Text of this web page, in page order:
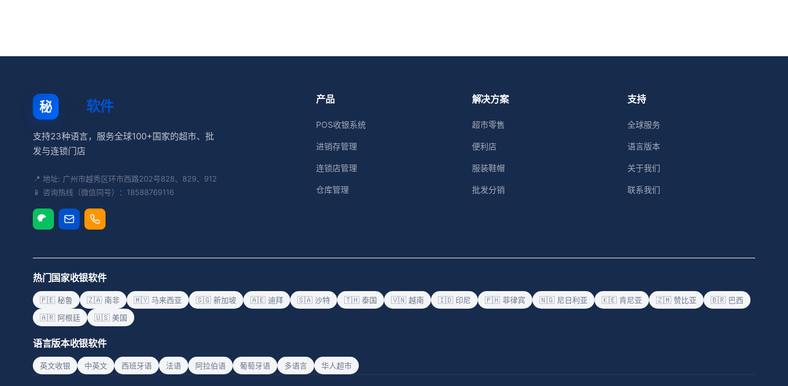
秘 软件
支持23种语言，服务全球100+国家的超市、批
发与连锁门店
📍 地址: 广州市越秀区环市西路202号828、829、912
📱 咨询热线（微信同号）：18588769116
产品
POS收银系统
进销存管理
连锁店管理
仓库管理
解决方案
超市零售
便利店
服装鞋帽
批发分销
支持
全球服务
语言版本
关于我们
联系我们
热门国家收银软件
🇵🇪 秘鲁 🇿🇦 南非 🇲🇾 马来西亚 🇸🇬 新加坡 🇦🇪 迪拜 🇸🇦 沙特 🇹🇭 泰国 🇻🇳 越南 🇮🇩 印尼 🇵🇭 菲律宾 🇳🇬 尼日利亚 🇰🇪 肯尼亚 🇿🇲 赞比亚
🇧🇷 巴西
🇦🇷 阿根廷
🇺🇸 美国
语言版本收银软件
英文收银 中英文 西班牙语 法语 阿拉伯语 葡萄牙语 多语言 华人超市